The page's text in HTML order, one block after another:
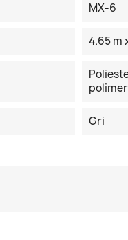
MX-6
4.65 m
polimer
Gri
de